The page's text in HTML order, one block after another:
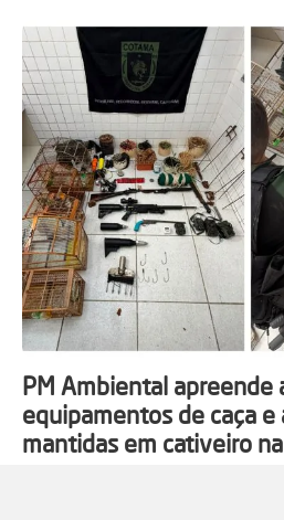
PM Ambiental apreende
equipamentos de caça
mantidas em cativeiro